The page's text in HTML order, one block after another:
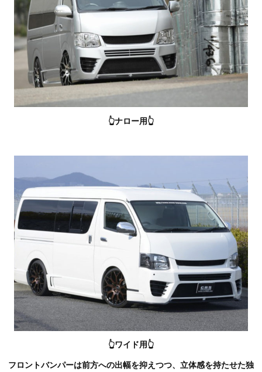
👆ナロー用👆
👆ワイド用👆
フロントバンパーは前方への出幅を抑えつつ、立体感を持たせた独